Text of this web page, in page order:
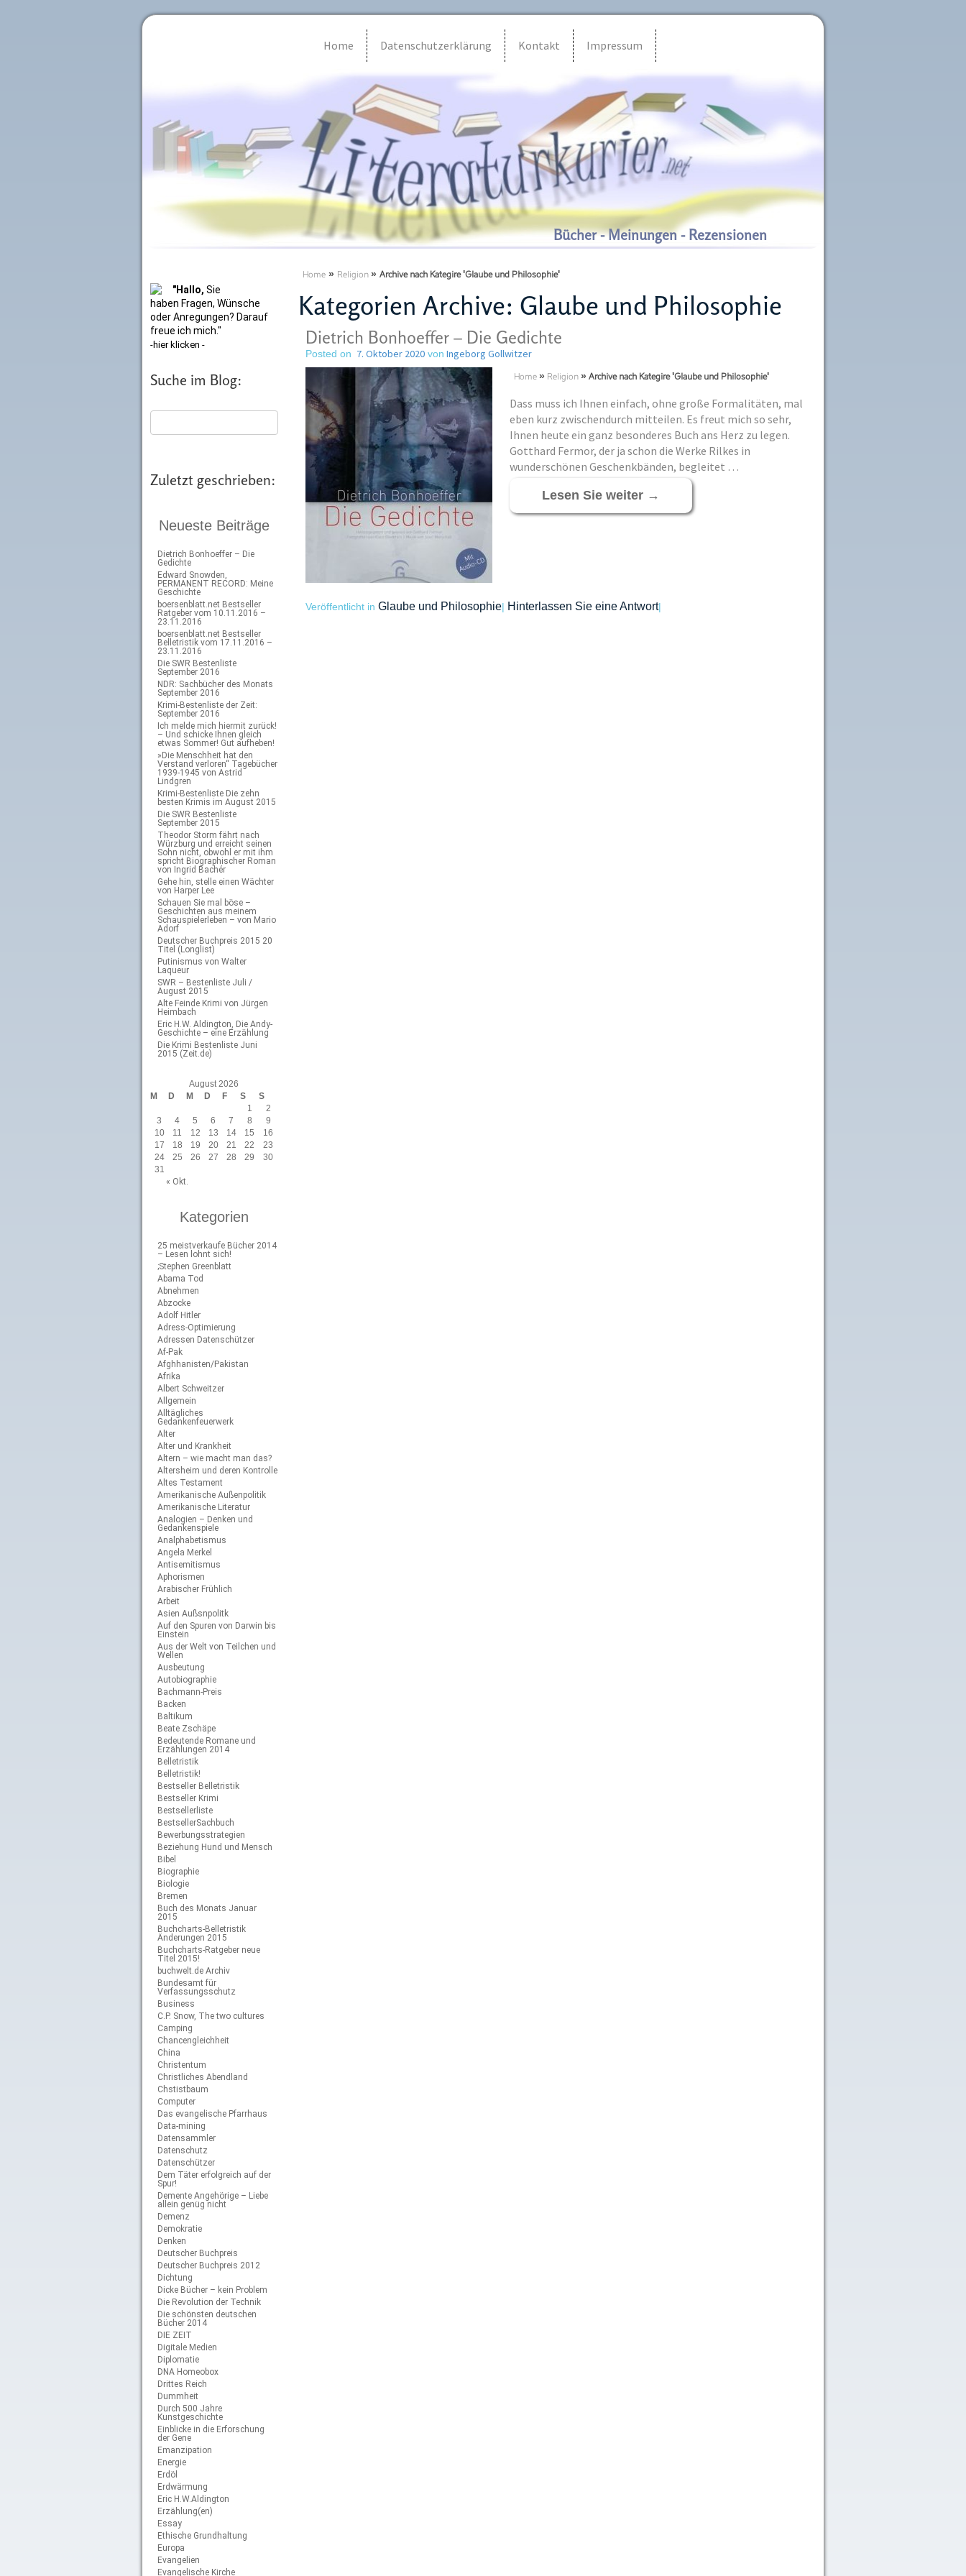
Home Datenschutzerklärung Kontakt Impressum
Bücher - Meinungen - Rezensionen
"Hallo, Sie
haben Fragen, Wünsche
oder Anregungen? Darauf
freue ich mich."
-hier klicken -
Suche im Blog:
Zuletzt geschrieben:
Neueste Beiträge
Dietrich Bonhoeffer – Die
Gedichte
Edward Snowden,
PERMANENT RECORD: Meine
Geschichte
boersenblatt.net Bestseller
Ratgeber vom 10.11.2016 –
23.11.2016
boersenblatt.net Bestseller
Belletristik vom 17.11.2016 –
23.11.2016
Die SWR Bestenliste
September 2016
NDR: Sachbücher des Monats
September 2016
Krimi-Bestenliste der Zeit:
September 2016
Ich melde mich hiermit zurück!
– Und schicke Ihnen gleich
etwas Sommer! Gut aufheben!
»Die Menschheit hat den
Verstand verloren“ Tagebücher
1939-1945 von Astrid
Lindgren
Krimi-Bestenliste Die zehn
besten Krimis im August 2015
Die SWR Bestenliste
September 2015
Theodor Storm fährt nach
Würzburg und erreicht seinen
Sohn nicht, obwohl er mit ihm
spricht Biographischer Roman
von Ingrid Bachér
Gehe hin, stelle einen Wächter
von Harper Lee
Schauen Sie mal böse –
Geschichten aus meinem
Schauspielerleben – von Mario
Adorf
Deutscher Buchpreis 2015 20
Titel (Longlist)
Putinismus von Walter
Laqueur
SWR – Bestenliste Juli /
August 2015
Alte Feinde Krimi von Jürgen
Heimbach
Eric H.W. Aldington, Die Andy-
Geschichte – eine Erzählung
Die Krimi Bestenliste Juni
2015 (Zeit.de)
August 2026
M
D M D F S S
« Okt.
1
2
3
4 5 6 7 8
9
10
11 12 13 14 15
16
17
18 19 20 21 22
23
24
25 26 27 28 29
30
31
Kategorien
25 meistverkaufe Bücher 2014
– Lesen lohnt sich!
;Stephen Greenblatt
Abama Tod
Abnehmen
Abzocke
Adolf Hitler
Adress-Optimierung
Adressen Datenschützer
Af-Pak
Afghhanisten/Pakistan
Afrika
Albert Schweitzer
Allgemein
Alltägliches
Gedankenfeuerwerk
Alter
Alter und Krankheit
Altern – wie macht man das?
Altersheim und deren Kontrolle
Altes Testament
Amerikanische Außenpolitik
Amerikanische Literatur
Analogien – Denken und
Gedankenspiele
Analphabetismus
Angela Merkel
Antisemitismus
Aphorismen
Arabischer Frühlich
Arbeit
Asien Außsnpolitk
Auf den Spuren von Darwin bis
Einstein
Aus der Welt von Teilchen und
Wellen
Ausbeutung
Autobiographie
Bachmann-Preis
Backen
Baltikum
Beate Zschäpe
Bedeutende Romane und
Erzählungen 2014
Belletristik
Belletristik!
Bestseller Belletristik
Bestseller Krimi
Bestsellerliste
BestsellerSachbuch
Bewerbungsstrategien
Beziehung Hund und Mensch
Bibel
Biographie
Biologie
Bremen
Buch des Monats Januar
2015
Buchcharts-Belletristik
Änderungen 2015
Buchcharts-Ratgeber neue
Titel 2015!
buchwelt.de Archiv
Bundesamt für
Verfassungsschutz
Business
C.P. Snow, The two cultures
Camping
Chancengleichheit
China
Christentum
Christliches Abendland
Chstistbaum
Computer
Das evangelische Pfarrhaus
Data-mining
Datensammler
Datenschutz
Datenschützer
Dem Täter erfolgreich auf der
Spur!
Demente Angehörige – Liebe
allein genüg nicht
Demenz
Demokratie
Denken
Deutscher Buchpreis
Deutscher Buchpreis 2012
Dichtung
Dicke Bücher – kein Problem
Die Revolution der Technik
Die schönsten deutschen
Bücher 2014
DIE ZEIT
Digitale Medien
Diplomatie
DNA Homeobox
Drittes Reich
Dummheit
Durch 500 Jahre
Kunstgeschichte
Einblicke in die Erforschung
der Gene
Emanzipation
Energie
Erdöl
Erdwärmung
Eric H.W.Aldington
Erzählung(en)
Essay
Ethische Grundhaltung
Europa
Evangelien
Evangelische Kirche
Home » Religion» Archive nach Kategire 'Glaube und Philosophie'
Kategorien Archive: Glaube und Philosophie
Dietrich Bonhoeffer – Die Gedichte
Posted on 7. Oktober 2020von Ingeborg Gollwitzer
Home » Religion» Archive nach Kategire 'Glaube und Philosophie'
Dass muss ich Ihnen einfach, ohne große Formalitäten, mal
eben kurz zwischendurch mitteilen. Es freut mich so sehr,
Ihnen heute ein ganz besonderes Buch ans Herz zu legen.
Gotthard Fermor, der ja schon die Werke Rilkes in
wunderschönen Geschenkbänden, begleitet …
Lesen Sie weiter →
Veröffentlicht in Glaube und Philosophie| Hinterlassen Sie eine Antwort|